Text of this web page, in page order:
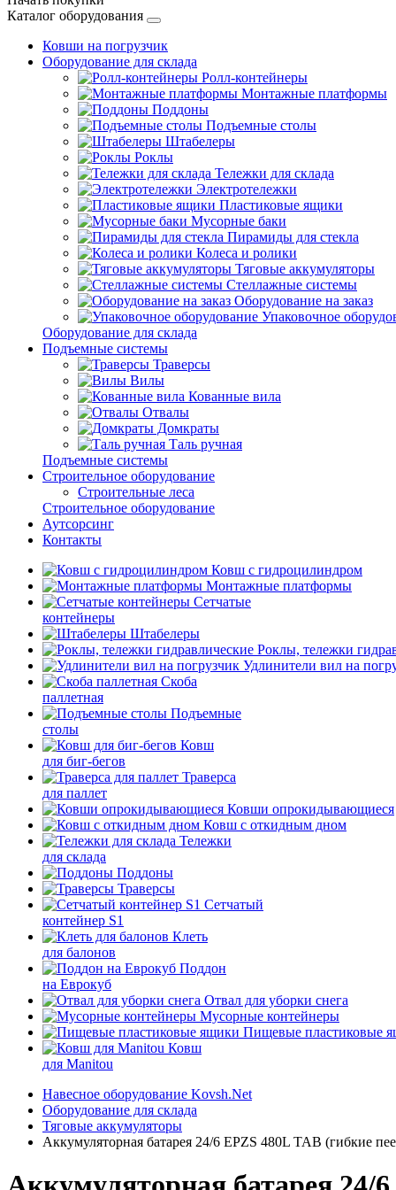
Каталог оборудования
Ковши на погрузчик
Оборудование для склада
Ролл-контейнеры
Монтажные платформы
Поддоны
Подъемные столы
Штабелеры
Роклы
Тележки для склада
Электротележки
Пластиковые ящики
Мусорные баки
Пирамиды для стекла
Колеса и ролики
Тяговые аккумуляторы
Стеллажные системы
Оборудование на заказ
Упаковочное
Оборудование для склада
Подъемные системы
Траверсы
Вилы
Кованные вила
Отвалы
Домкраты
Таль ручная
Подъемные системы
Строительное оборудование
Строительные леса
Строительное оборудование
Аутсорсинг
Контакты
Ковш с гидроцилиндром
Монтажные платформы
Сетчатые
контейнеры
Штабелеры
Роклы, тележки
Удлинители вил на
Скоба
паллетная
Подъемные
столы
Ковш
для биг-бегов
Траверса
для паллет
Ковши опрокидывающиеся
Ковш с откидным дном
Тележки
для склада
Поддоны
Траверсы
Сетчатый
контейнер S1
Клеть
для балонов
Поддон
на Еврокуб
Отвал для уборки снега
Мусорные контейнеры
Пищевые пластиковые
Ковш
для Manitou
Навесное оборудование Kovsh.Net
Оборудование для склада
Тяговые аккумуляторы
Аккумуляторная батарея 24/6 EPZS 480L ТАВ (гибкие